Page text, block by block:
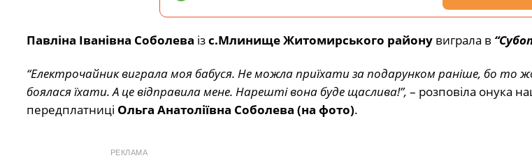
Павліна Іванівна Соболева ізс.Млинище Житомирського районувиграла в
“Електрочайник виграла моя бабуся. Не можла приїхати за подарунком раніше, бо
боялася їхати. А це відправила мене. Нарешті вона буде щаслива!”, – розповіла онука
передплатниці Ольга Анатоліївна Соболева (на фото).
РЕКЛАМА